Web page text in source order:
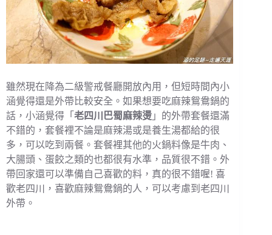
雖然現在降為二級警戒餐廳開放內用，但短時間內小
涵覺得還是外帶比較安全。如果想要吃麻辣鴛鴦鍋的
話，小涵覺得「 老四川巴蜀麻辣燙 」的外帶套餐還滿
不錯的，套餐裡不論是麻辣湯或是養生湯都給的很
多，可以吃到兩餐。套餐裡其他的火鍋料像是牛肉、
大腸頭、蛋餃之類的也都很有水準，品質很不錯。外
帶回家還可以準備自己喜歡的料，真的很不錯喔! 喜
歡老四川，喜歡麻辣鴛鴦鍋的人，可以考慮到老四川
外帶。